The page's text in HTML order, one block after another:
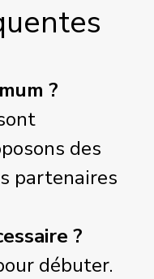
?
des
partenaires
?
débuter.